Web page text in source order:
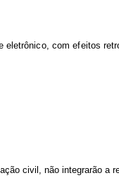
eletrônico, com efeitos
civil, não integrarão a